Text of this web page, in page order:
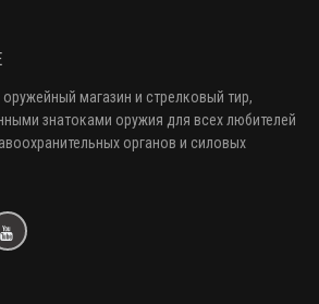
магазин и стрелковый тир,
знатоками оружия для всех любителей
органов и силовых